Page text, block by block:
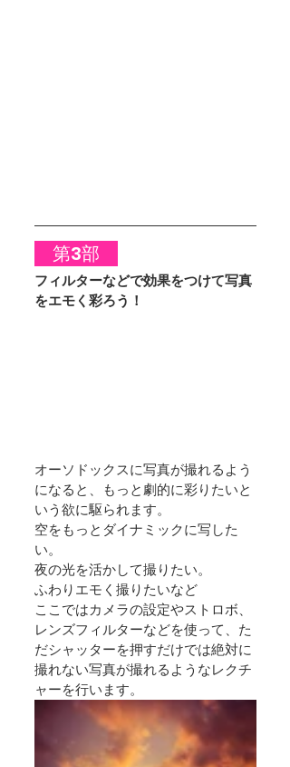
第3部
フィルターなどで効果をつけて写真
をエモく彩ろう！
オーソドックスに写真が撮れるよう
になると、もっと劇的に彩りたいと
いう欲に駆られます。
空をもっとダイナミックに写した
い。
夜の光を活かして撮りたい。
ふわりエモく撮りたいなど
ここではカメラの設定やストロボ、
レンズフィルターなどを使って、た
だシャッターを押すだけでは絶対に
撮れない写真が撮れるようなレクチ
ャーを行います。